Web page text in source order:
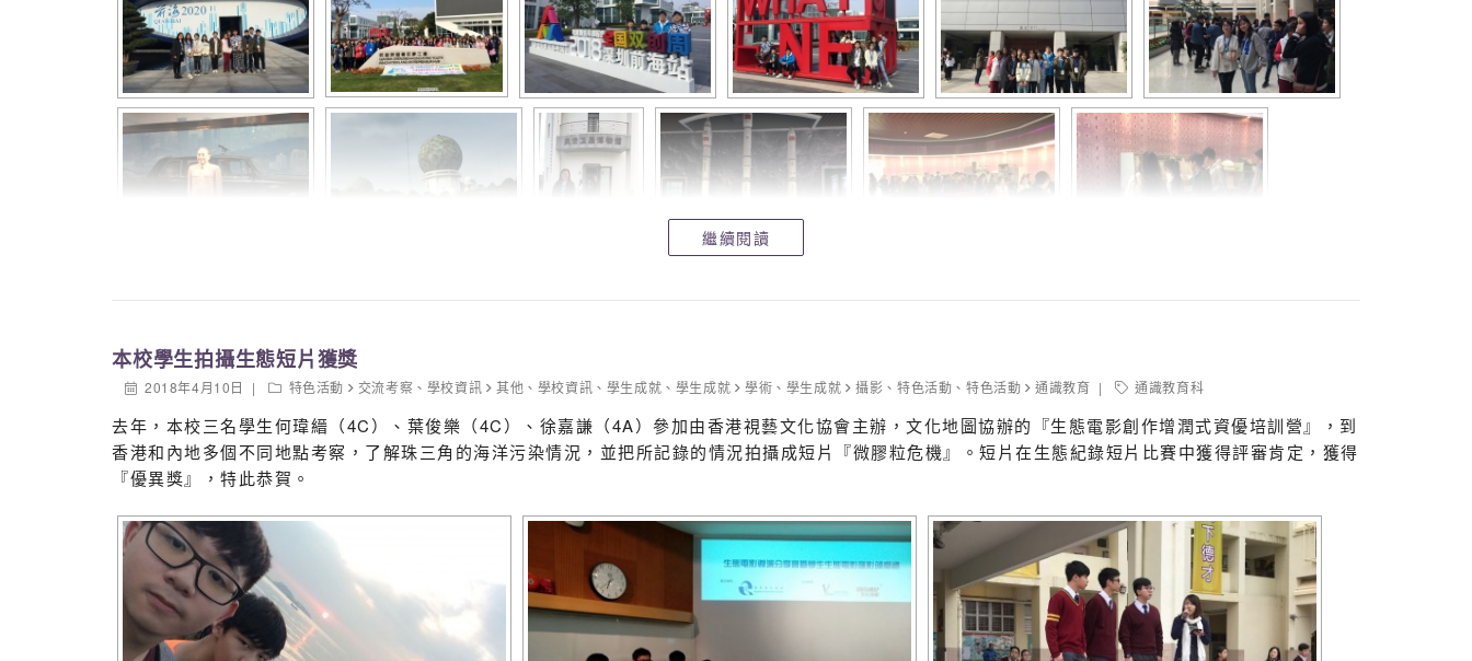
繼續閱讀
本校學生拍攝生態短片獲獎
2018年4月10日 特色活動 交流考察 、 學校資訊 其他 、 學校資訊 、 學生成就 、 學生成就 學術 、 學生成就 攝影 、 特色活動 、 特色活動 通識教育 通識教育科
去年，本校三名學生何瑋縉（4C）、葉俊樂（4C）、徐嘉謙（4A）參加由香港視藝文化協會主辦，文化地圖協辦的『生態電影創作增潤式資優培訓營』，到
香港和內地多個不同地點考察，了解珠三角的海洋污染情況，並把所記錄的情況拍攝成短片『微膠粒危機』。短片在生態紀錄短片比賽中獲得評審肯定，獲得
『優異獎』，特此恭賀。